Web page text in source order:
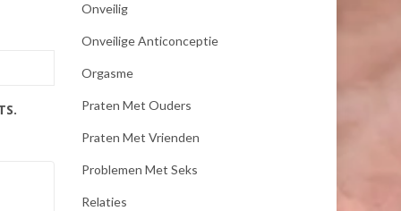
Onveilig
Onveilige Anticonceptie
Orgasme
Praten Met Ouders
Praten Met Vrienden
Problemen Met Seks
Relaties